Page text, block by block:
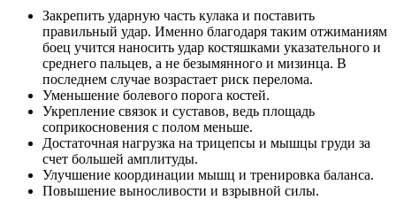
Закрепить ударную часть кулака и поставить
правильный удар. Именно благодаря таким отжиманиям
боец учится наносить удар костяшками указательного и
среднего пальцев, а не безымянного и мизинца. В
последнем случае возрастает риск перелома.
Уменьшение болевого порога костей.
Укрепление связок и суставов, ведь площадь
соприкосновения с полом меньше.
Достаточная нагрузка на трицепсы и мышцы груди за
счет большей амплитуды.
Улучшение координации мышц и тренировка баланса.
Повышение выносливости и взрывной силы.